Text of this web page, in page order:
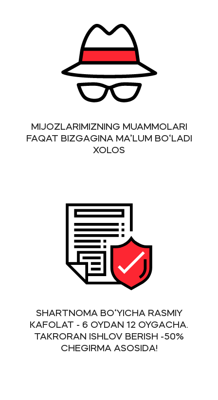
MIJOZLARIMIZNING MUAMMOLARI
FAQAT BIZGAGINA MA’LUM BO‘LADI
XOLOS
SHARTNOMA BO‘YICHA RASMIY
KAFOLAT - 6 OYDAN 12 OYGACHA.
TAKRORAN ISHLOV BERISH -50%
CHEGIRMA ASOSIDA!